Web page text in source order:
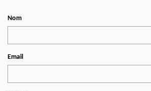
Nom
Email